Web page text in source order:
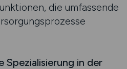
die umfassende
Spezialisierung in der